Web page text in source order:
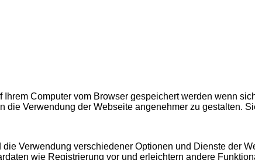
Computer vom Browser gespeichert werden wenn
die Verwendung der Webseite angenehmer zu gestalten.
Verwendung verschiedener Optionen und Dienste der
wie Registrierung vor und erleichtern andere